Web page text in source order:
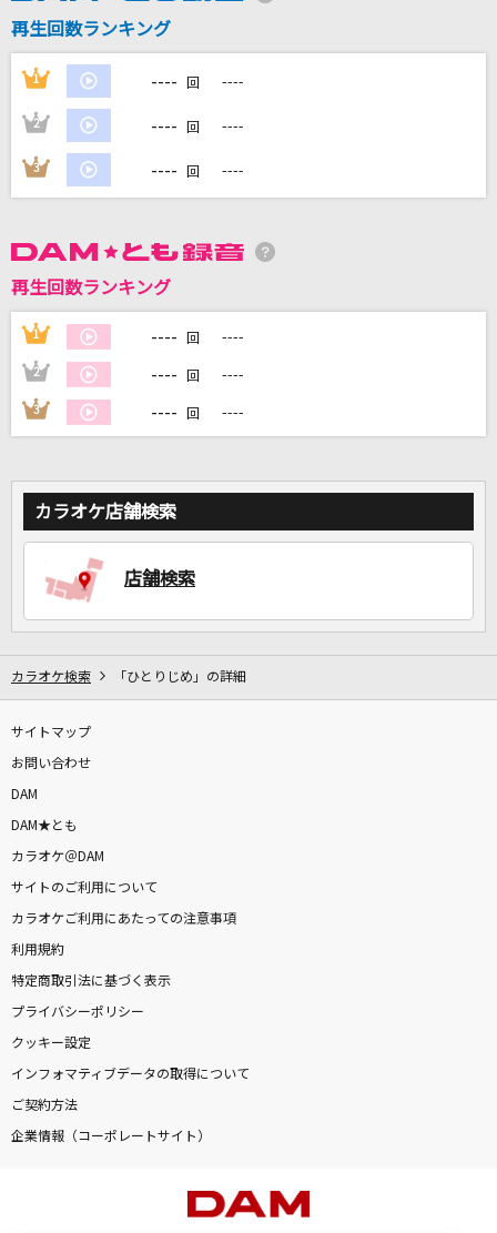
愛をとりもどせ!!
クリスタルキング
DAMの新曲・ランキングなど
カラオケ最新情報をチェック！
カラオケをもっと楽しもう！
家族や友達と一緒に！練習にも！
再生回数ランキング
1 ---- 回 ----
2 ---- 回 ----
3 ---- 回 ----
再生回数ランキング
1 ---- 回 ----
2 ---- 回 ----
3 ---- 回 ----
カラオケ店舗検索
店舗検索
カラオケ検索 「ひとりじめ」の詳細
サイトマップ
お問い合わせ
DAM
DAM★とも
カラオケ＠DAM
サイトのご利用について
カラオケご利用にあたっての注意事項
利用規約
特定商取引法に基づく表示
プライバシーポリシー
クッキー設定
インフォマティブデータの取得について
ご契約方法
企業情報（コーポレートサイト）